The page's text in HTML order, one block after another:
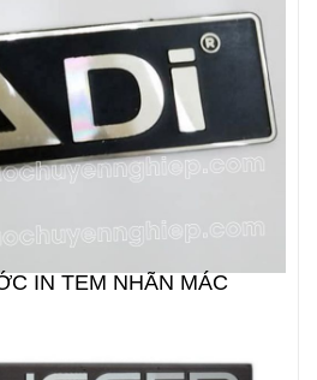
IN TEM NHÃN MÁC